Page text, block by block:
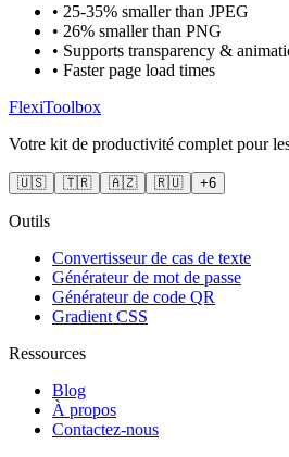
• 25-35% smaller than JPEG
• 26% smaller than PNG
• Supports transparency &
• Faster page load times
FlexiToolbox
Votre kit de productivité complet pour
🇺🇸 🇹🇷 🇦🇿 🇷🇺 +6
Outils
Convertisseur de cas de texte
Générateur de mot de passe
Générateur de code QR
Gradient CSS
Ressources
Blog
À propos
Contactez-nous